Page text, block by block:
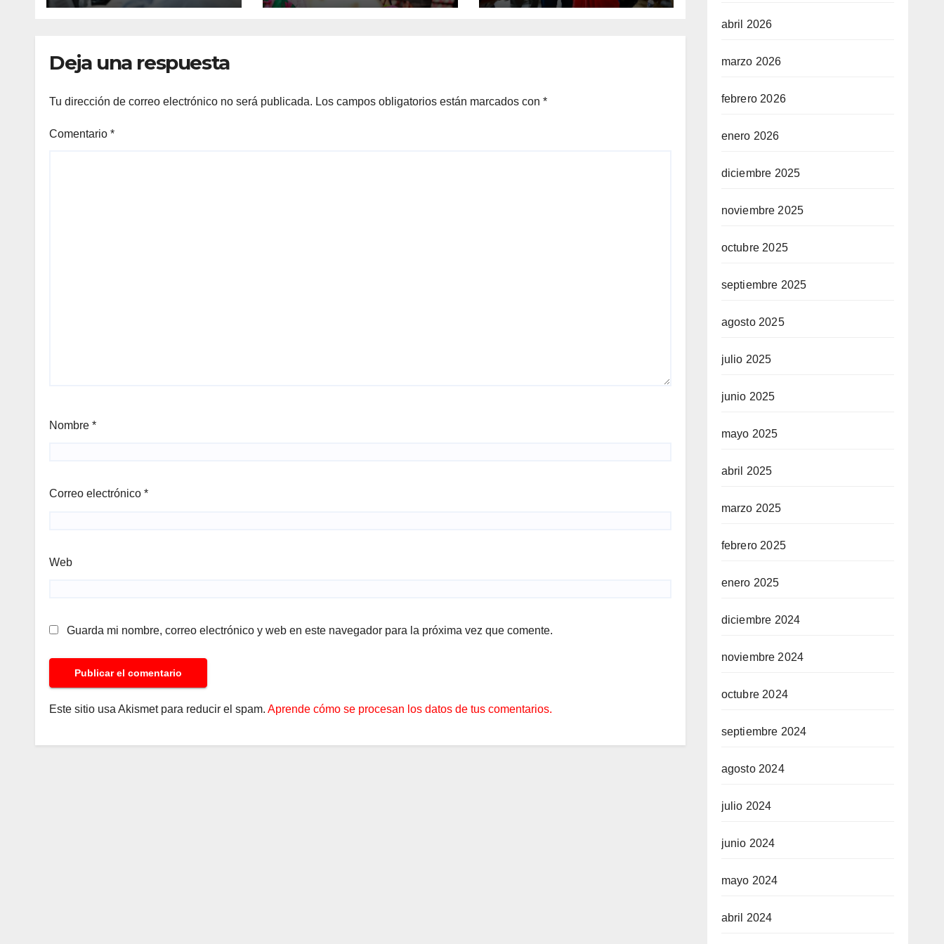
hostigamiento en
Cruz Pérez Cuéllar”
Pérez Cuéllar
Deja una respuesta
Tu dirección de correo electrónico no será publicada. Los campos obligatorios están marcados con *
Comentario *
Nombre *
Correo electrónico *
Web
Guarda mi nombre, correo electrónico y web en este navegador para la próxima vez que comente.
Este sitio usa Akismet para reducir el spam. Aprende cómo se procesan los datos de tus comentarios.
abril 2026
marzo 2026
febrero 2026
enero 2026
diciembre 2025
noviembre 2025
octubre 2025
septiembre 2025
agosto 2025
julio 2025
junio 2025
mayo 2025
abril 2025
marzo 2025
febrero 2025
enero 2025
diciembre 2024
noviembre 2024
octubre 2024
septiembre 2024
agosto 2024
julio 2024
junio 2024
mayo 2024
abril 2024